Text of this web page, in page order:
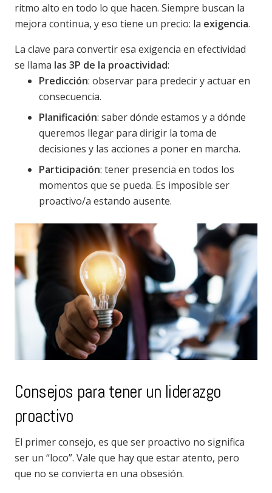
ritmo alto en todo lo que hacen. Siempre buscan la
mejora continua, y eso tiene un precio: la exigencia.
La clave para convertir esa exigencia en efectividad
se llama las 3P de la proactividad:
Predicción: observar para predecir y actuar en
consecuencia.
Planificación: saber dónde estamos y a dónde
queremos llegar para dirigir la toma de
decisiones y las acciones a poner en marcha.
Participación: tener presencia en todos los
momentos que se pueda. Es imposible ser
proactivo/a estando ausente.
Consejos para tener un liderazgo
proactivo
El primer consejo, es que ser proactivo no significa
ser un “loco”. Vale que hay que estar atento, pero
que no se convierta en una obsesión.